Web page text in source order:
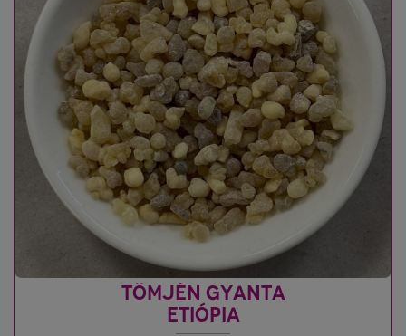
TÖMJÉN GYANTA
ETIÓPIA